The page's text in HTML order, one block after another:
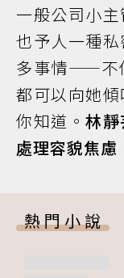
一般公司小
也予人一種
多事情——不
都可以向她
你知道。 林
處理容貌焦慮
熱門小說